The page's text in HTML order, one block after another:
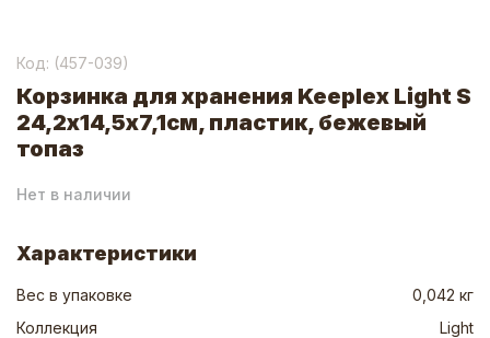
Код: (457-039)
Корзинка для хранения Keeplex Light S
24,2х14,5х7,1см, пластик, бежевый
топаз
Нет в наличии
Характеристики
Вес в упаковке
0,042 кг
Коллекция
Light